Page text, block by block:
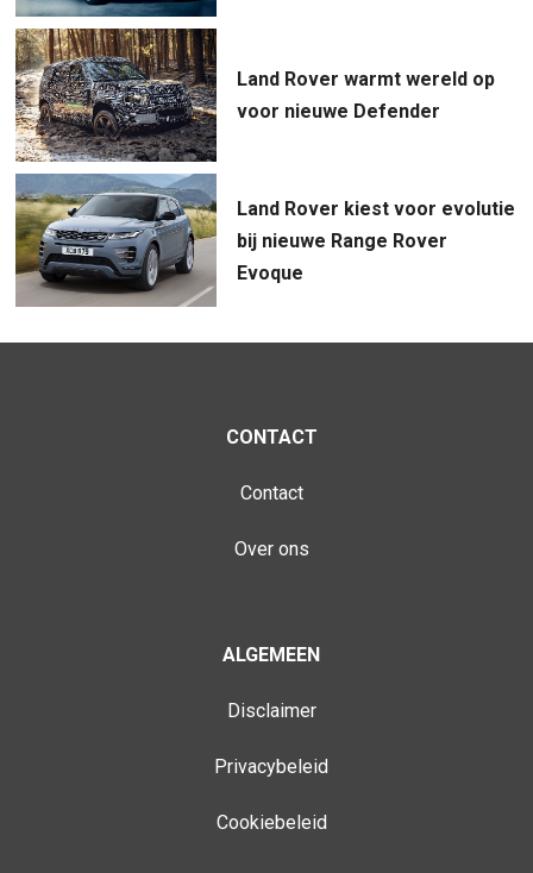
Land Rover warmt wereld op
voor nieuwe Defender
Land Rover kiest voor evolutie
bij nieuwe Range Rover
Evoque
CONTACT
Contact
Over ons
ALGEMEEN
Disclaimer
Privacybeleid
Cookiebeleid